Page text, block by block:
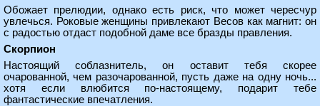
Обожает прелюдии, однако есть риск, что может чересчур
увлечься. Роковые женщины привлекают Весов как магнит: он
с радостью отдаст подобной даме все бразды правления.
Скорпион
Настоящий соблазнитель, он оставит тебя скорее
очарованной, чем разочарованной, пусть даже на одну ночь...
хотя если влюбится по-настоящему, подарит тебе
фантастические впечатления.